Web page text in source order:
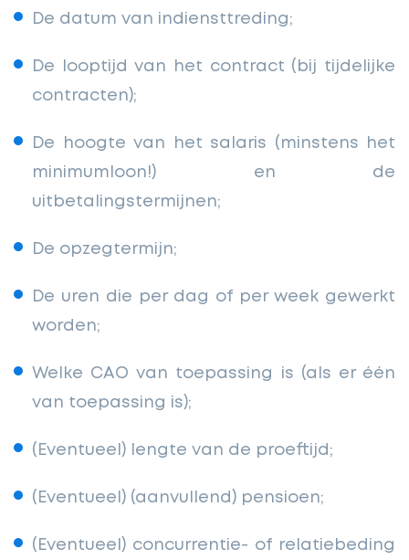
De datum van indiensttreding;
De looptijd van het contract (bij tijdelijke
contracten);
De hoogte van het salaris (minstens het
minimumloon!) en de
uitbetalingstermijnen;
De opzegtermijn;
De uren die per dag of per week gewerkt
worden;
Welke CAO van toepassing is (als er één
van toepassing is);
(Eventueel) lengte van de proeftijd;
(Eventueel) (aanvullend) pensioen;
(Eventueel) concurrentie- of relatiebeding